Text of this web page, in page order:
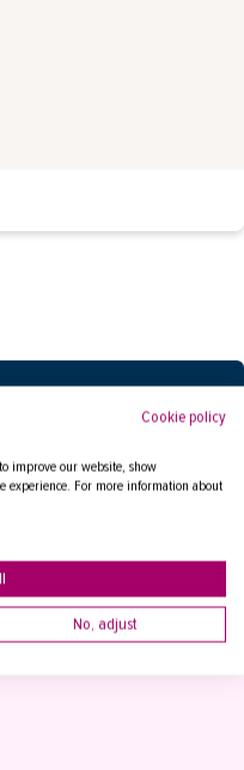
SOPII
Cookie policy
improve our website, show
experience. For more information about
No, adjust